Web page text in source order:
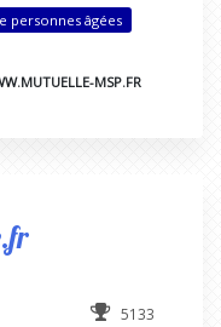
personnes âgées
MSP.FR
5133